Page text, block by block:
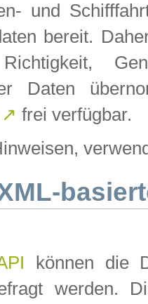
und
bereit.
Daten
↗ frei verfügbar.
können die
werden.